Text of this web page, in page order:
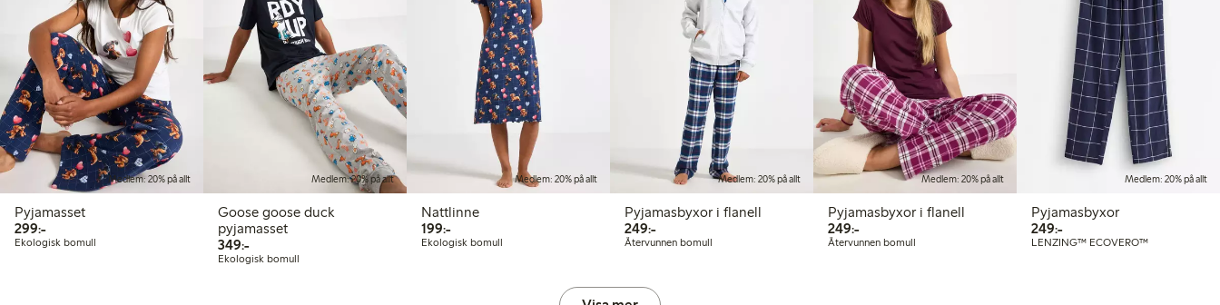
Medlem: 20% på allt
Pyjamasset
299:-299,00 kr
Ekologisk bomull
Medlem: 20% på allt
Goose goose duck
pyjamasset
349:-349,00 kr
Ekologisk bomull
Medlem: 20% på allt
Nattlinne
199:-199,00 kr
Ekologisk bomull
Medlem: 20% på allt
Pyjamasbyxor i flanell
249:-249,00 kr
Återvunnen bomull
Medlem: 20% på allt
Pyjamasbyxor i flanell
249:-249,00 kr
Återvunnen bomull
Medlem: 20% på allt
Pyjamasbyxor
249:-249,00 kr
LENZING™ ECOVERO™